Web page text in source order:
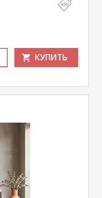
КУПИТЬ